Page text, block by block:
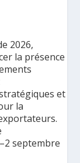
2026,
la présence
et
la
septembre